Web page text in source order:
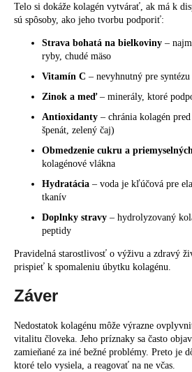
Telo si dokáže kolagén vytvárať, ak má k
sú spôsoby, ako jeho tvorbu podporiť:
Strava bohatá na bielkoviny –
ryby, chudé mäso
Vitamín C – nevyhnutný pre syntézu
Zinok a meď– minerály, ktoré
Antioxidanty – chránia kolagén
špenát, zelený čaj)
Obmedzenie cukru a
kolagénové vlákna
Hydratácia – voda je kľúčová pre
tkanív
Doplnky stravy – hydrolyzovaný
peptidy
Pravidelná starostlivosť o výživu a zdravý
prispieť k spomaleniu úbytku kolagénu.
Záver
Nedostatok kolagénu môže výrazne
vitalitu človeka. Jeho príznaky sa často
zamieňané za iné bežné problémy. Preto je
ktoré telo vysiela, a reagovať na ne včas.